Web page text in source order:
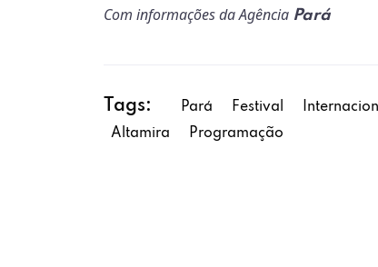
Com informações da Agência Pará
Tags: Pará Festival
Altamira
Programação